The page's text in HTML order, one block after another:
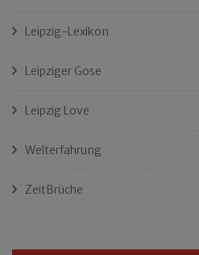
Leipzig-Lexikon
Leipziger Gose
Leipzig Love
Welterfahrung
ZeitBrüche